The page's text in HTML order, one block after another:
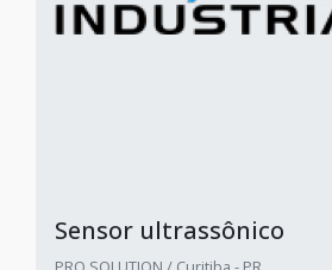
Sensor ultrassônico